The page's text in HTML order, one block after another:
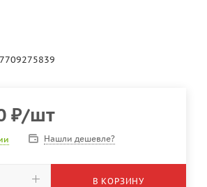
₽/шт
Нашли дешевле?
В КОРЗИНУ